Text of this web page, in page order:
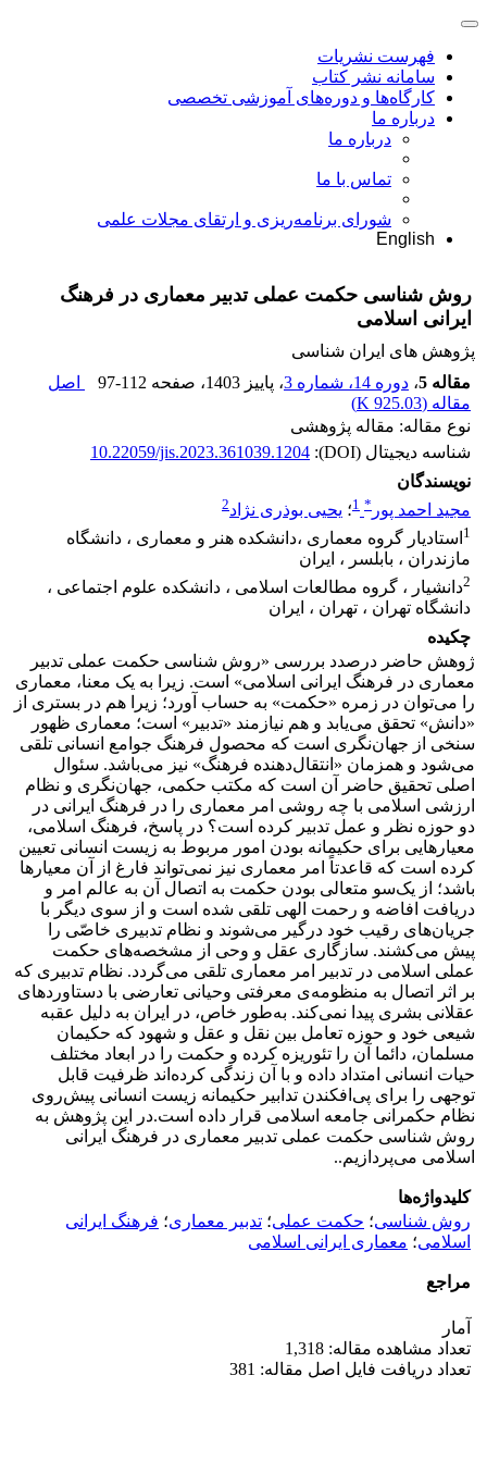
فهرست نشریات
سامانه نشر کتاب
کارگاه‌ها و دوره‌های آموزشی تخصصی
درباره ما
درباره ما
تماس با ما
شورای برنامه‌ریزی و ارتقای مجلات علمی
English
روش شناسی حکمت عملی تدبیر معماری در فرهنگ
ایرانی اسلامی
پژوهش های ایران شناسی
مقاله 5
، دوره 14، شماره 3 ، پاییز 1403 ، صفحه 97-112
اصل
مقاله (925.03 K
)
نوع مقاله: مقاله پژوهشی
شناسه دیجیتال (DOI):
10.22059/jis.2023.361039.1204
نویسندگان
مجید احمد پور *
1؛ یحیی بوذری نژاد2
1 استادیار گروه معماری ،دانشکده هنر و معماری ، دانشگاه
مازندران ، بابلسر ، ایران
2دانشیار ، گروه مطالعات اسلامی ، دانشکده علوم اجتماعی ،
دانشگاه تهران ، تهران ، ایران
چکیده
ژوهش حاضر درصدد بررسی «روش شناسی حکمت عملی تدبیر
معماری در فرهنگ ایرانی اسلامی» است. زیرا به یک معنا، معماری
را می‌توان در زمره «حکمت» به حساب آورد؛ زیرا هم در بستری از
«دانش» تحقق می‌یابد و هم نیازمند «تدبیر» است؛ معماری ظهور
سنخی از جهان‌نگری است که محصول فرهنگ جوامع انسانی تلقی
می‌شود و همزمان «انتقال‌دهنده فرهنگ» نیز می‌باشد. سئوال
اصلی تحقیق حاضر آن است که مکتب حکمی، جهان‌نگری و نظام
ارزشی اسلامی با چه روشی امر معماری را در فرهنگ ایرانی در
دو حوزه نظر و عمل تدبیر کرده است؟ در پاسخ، فرهنگ اسلامی،
معیارهایی برای حکیمانه بودن امور مربوط به زیست انسانی تعیین
کرده است که قاعدتاً امر معماری نیز نمی‌تواند فارغ از آن معیارها
باشد؛ از یک‌سو متعالی بودن حکمت به اتصال آن به عالم امر و
دریافت افاضه و رحمت الهی تلقی شده است و از سوی دیگر با
جریان‌های رقیب خود درگیر می‌شوند و نظام تدبیری خاصّی را
پیش می‌کشند. سازگاری عقل و وحی از مشخصه‌های حکمت
عملی اسلامی در تدبیر امر معماری تلقی می‌گردد. نظام تدبیری که
بر اثر اتصال به منظومه‌ی معرفتی وحیانی تعارضی با دستاوردهای
عقلانی بشری پیدا نمی‌کند. به‌طور خاص، در ایران به دلیل عقبه
شیعی خود و حوزه تعامل بین نقل و عقل و شهود که حکیمان
مسلمان، دائما آن را تئوریزه کرده و حکمت را در ابعاد مختلف
حیات انسانی امتداد داده و با آن زندگی کرده‌اند ظرفیت قابل
توجهی را برای پی‌افکندن تدابیر حکیمانه زیست انسانی پیش‌روی
نظام حکمرانی جامعه اسلامی قرار داده است.در این پژوهش به
روش شناسی حکمت عملی تدبیر معماری در فرهنگ ایرانی
اسلامی می‌پردازیم..
کلیدواژه‌ها
روش شناسی؛ حکمت عملی؛ تدبیر معماری؛ فرهنگ ایرانی
اسلامی؛ معماری ایرانی اسلامی
مراجع
آمار
تعداد مشاهده مقاله: 1,318
تعداد دریافت فایل اصل مقاله: 381